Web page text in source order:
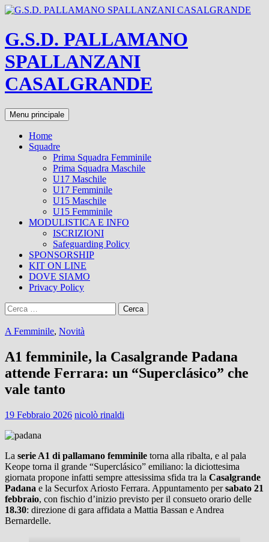
Vai
contenuto
G.S.D. PALLAMANO
SPALLANZANI
CASALGRANDE
Cerca
Menu principale
Home
Squadre
Prima Squadra Femminile
Prima Squadra Maschile
U17 Maschile
U17 Femminile
U15 Maschile
U15 Femminile
MODULISTICA E INFO
ISCRIZIONI
Safeguarding Policy
SPONSORSHIP
KIT ON LINE
DOVE SIAMO
Privacy Policy
Ricerca
per:
A Femminile, Novità
A1 femminile, la Casalgrande Padana
attende Ferrara: un “Superclásico” che
vale tanto
19 Febbraio 2026 nicolò rinaldi
La serie A1 di pallamano femminile torna alla ribalta, e al pala
Keope torna il grande “Superclásico” emiliano: la diciottesima
giornata propone infatti sempre attesissima sfida tra la Casalgrande
Padana e la Securfox Ariosto Ferrara. Appuntamento persabato 21
febbraio, con fischio d’inizio previsto per il consueto orario delle
18.30: direzione di gara affidata a Mattia Bassan e Andrea
Bernardelle.